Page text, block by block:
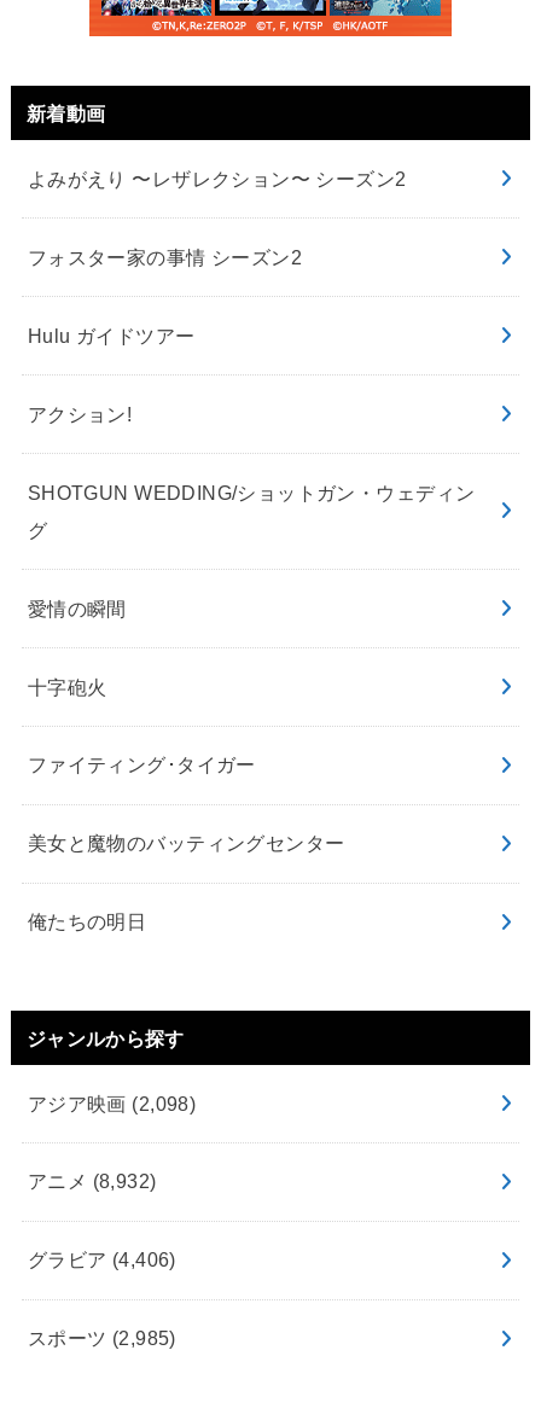
新着動画
よみがえり 〜レザレクション〜 シーズン2
フォスター家の事情 シーズン2
Hulu ガイドツアー
アクション!
SHOTGUN WEDDING/ショットガン・ウェディン
グ
愛情の瞬間
十字砲火
ファイティング･タイガー
美女と魔物のバッティングセンター
俺たちの明日
ジャンルから探す
アジア映画 (2,098)
アニメ (8,932)
グラビア (4,406)
スポーツ (2,985)